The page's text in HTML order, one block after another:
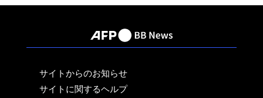
サイトからのお知らせ
サイトに関するヘルプ